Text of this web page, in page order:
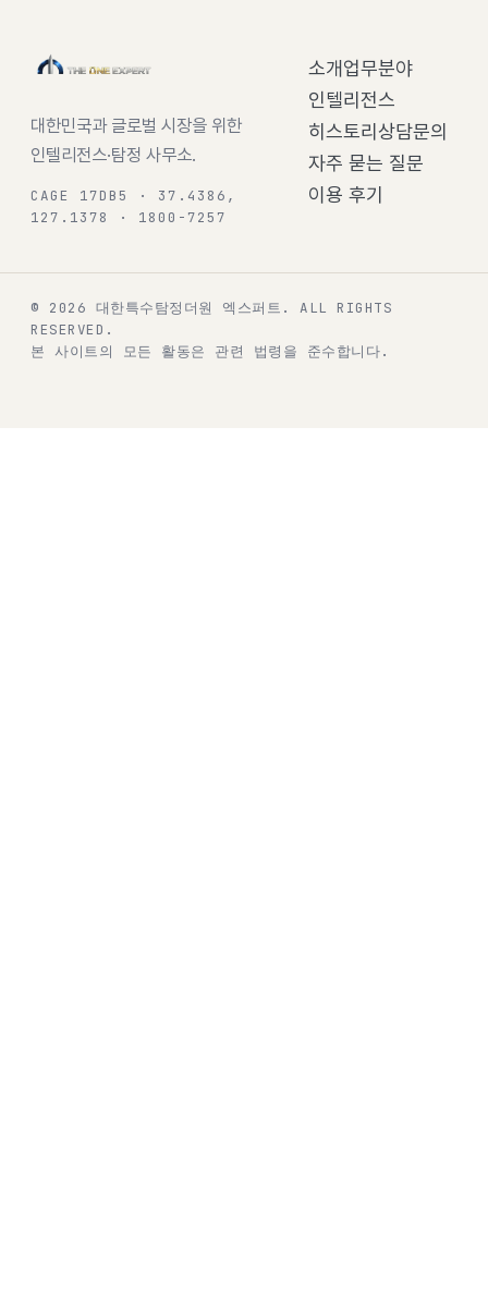
대한민국과 글로벌 시장을 위한
인텔리전스·탐정 사무소.
CAGE 17DB5 · 37.4386,
127.1378 · 1800-7257
소개업무분야
인텔리전스
히스토리상담문의
자주 묻는 질문
이용 후기
© 2026 대한특수탐정더원 엑스퍼트.
ALL RIGHTS
RESERVED.
본 사이트의 모든 활동은 관련 법령을 준수합니다.